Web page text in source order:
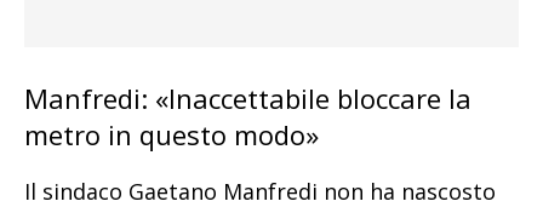
Manfredi: «Inaccettabile bloccare la
metro in questo modo»
Il sindaco Gaetano Manfredi non ha nascosto